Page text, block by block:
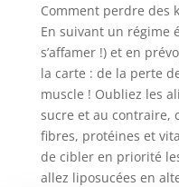
Comment perdre des
En suivant un régime
s’affamer !) et en
la carte : de la perte
muscle ! Oubliez les
sucre et au contraire,
fibres, protéines et
de cibler en priorité
allez liposucées en